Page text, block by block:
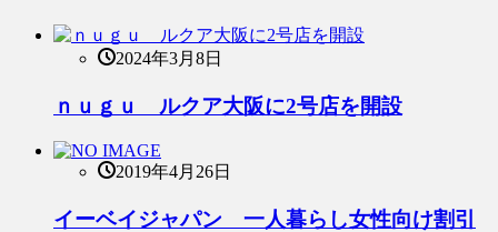
2024年3月8日
ｎｕｇｕ ルクア大阪に2号店を開設
2019年4月26日
イーベイジャパン 一人暮らし女性向け割引